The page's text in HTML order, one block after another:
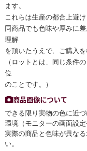
ます。
これらは生産の都合上避
同商品でも色味や厚みに
理解
を頂いたうえで、ご購入
（ロットとは、同じ条件
位
のことです。）
商品画像について
できる限り実物の色に近
環境（モニターの画面設
実際の商品と色味が異な
い。